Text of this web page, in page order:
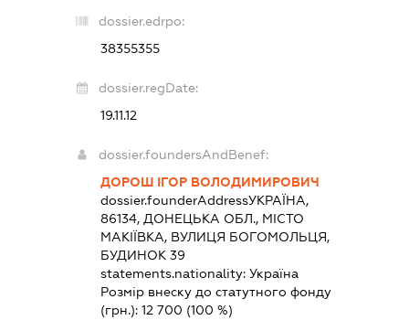
dossier.edrpo:
38355355
dossier.regDate:
19.11.12
dossier.foundersAndBenef:
ДОРОШ ІГОР ВОЛОДИМИРОВИЧ
dossier.founderAddressУКРАЇНА,
86134, ДОНЕЦЬКА ОБЛ., МІСТО
МАКІЇВКА, ВУЛИЦЯ БОГОМОЛЬЦЯ,
БУДИНОК 39
statements.nationality:Україна
Розмір внеску до статутного фонду
(грн.):12 700 (100 %)